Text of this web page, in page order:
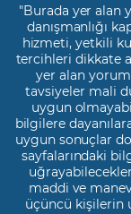
"Burada yer alan
danışmanlığı
hizmeti, yetkili
tercihleri dikkate
yer alan
tavsiyeler mali
uygun
bilgilere
uygun sonuçlar
sayfalarındaki
maddi ve
üçüncü kişilerin